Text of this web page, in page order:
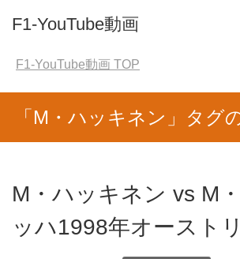
F1-YouTube動画
F1-YouTube動画 TOP
「M・ハッキネン」タグ
M・ハッキネン vs M
ッハ1998年オースト